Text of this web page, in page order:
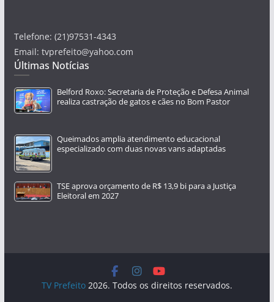
Telefone: (21)97531-4343
Email: tvprefeito@yahoo.com
Últimas Notícias
Belford Roxo: Secretaria de Proteção e Defesa Animal
realiza castração de gatos e cães no Bom Pastor
Queimados amplia atendimento educacional
especializado com duas novas vans adaptadas
TSE aprova orçamento de R$ 13,9 bi para a Justiça
Eleitoral em 2027
TV Prefeito2026. Todos os direitos reservados.